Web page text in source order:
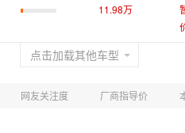
11.98万
点击加载其他车型
网友关注度 厂商指导价